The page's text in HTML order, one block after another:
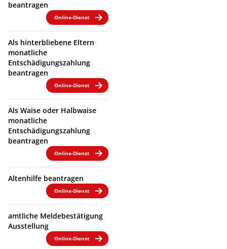
beantragen
Online-Dienst
Als hinterbliebene Eltern
monatliche
Entschädigungszahlung
beantragen
Online-Dienst
Als Waise oder Halbwaise
monatliche
Entschädigungszahlung
beantragen
Online-Dienst
Altenhilfe beantragen
Online-Dienst
amtliche Meldebestätigung
Ausstellung
Online-Dienst